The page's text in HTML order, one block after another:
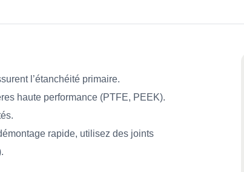
l’étanchéité primaire.
haute performance (PTFE, PEEK).
rapide, utilisez des joints